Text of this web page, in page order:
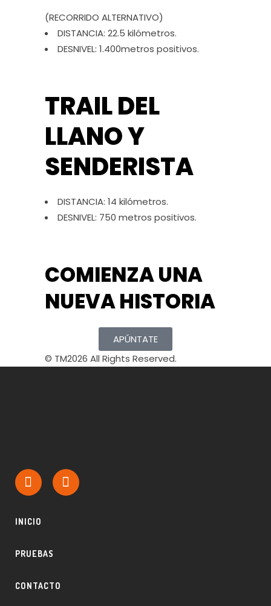
(RECORRIDO ALTERNATIVO)
DISTANCIA: 22.5 kilómetros.
DESNIVEL: 1.400metros positivos.
TRAIL DEL
LLANO Y
SENDERISTA
DISTANCIA: 14 kilómetros.
DESNIVEL: 750 metros positivos.
COMIENZA UNA
NUEVA HISTORIA
APÚNTATE
© TM2026 All Rights Reserved.
INICIO
PRUEBAS
CONTACTO